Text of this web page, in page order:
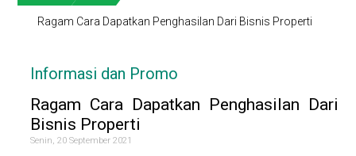
Ragam Cara Dapatkan Penghasilan Dari Bisnis Properti
Informasi dan Promo
Ragam Cara Dapatkan Penghasilan Dari
Bisnis Properti
Senin, 20 September 2021